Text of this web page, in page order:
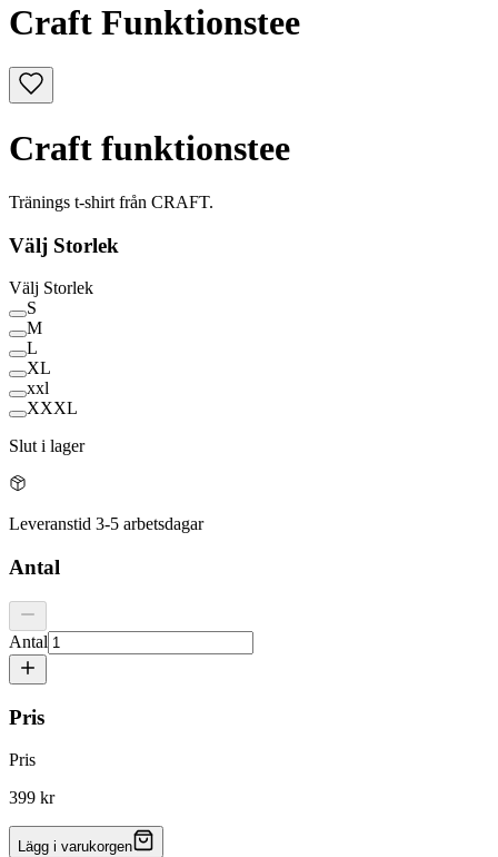
Craft Funktionstee
Craft funktionstee
Tränings t-shirt från CRAFT.
Välj Storlek
Välj Storlek
S
M
L
XL
xxl
XXXL
Slut i lager
Leveranstid 3-5 arbetsdagar
Antal
Antal
Pris
Pris
399 kr
Lägg i varukorgen